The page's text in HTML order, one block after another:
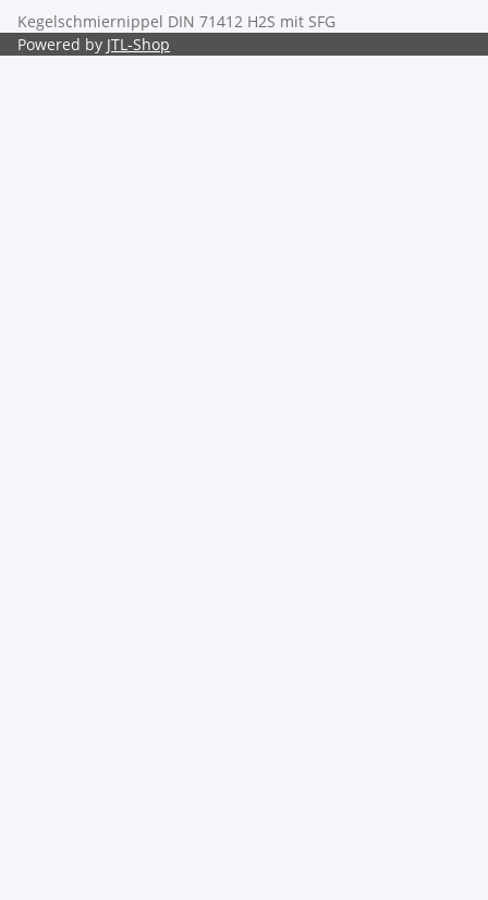
Kegelschmiernippel DIN 71412 H2S mit SFG
Powered by JTL-Shop